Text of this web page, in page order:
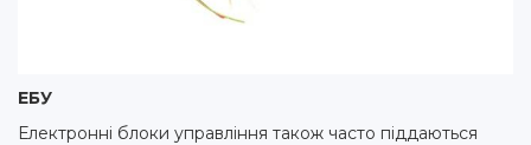
ЕБУ
Електронні блоки управління також часто піддаються